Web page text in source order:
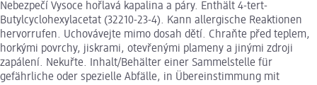
Nebezpečí Vysoce hořlavá kapalina a páry. Enthält 4-tert-
Butylcyclohexylacetat (32210-23-4). Kann allergische Reaktionen
hervorrufen. Uchovávejte mimo dosah dětí. Chraňte před teplem,
horkými povrchy, jiskrami, otevřenými plameny a jinými zdroji
zapálení. Nekuřte. Inhalt/Behälter einer Sammelstelle für
gefährliche oder spezielle Abfälle, in Übereinstimmung mit